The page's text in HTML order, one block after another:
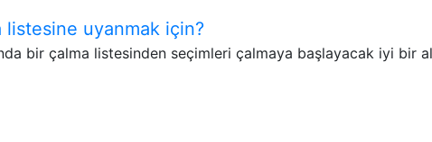
listesine uyanmak için?
bir çalma listesinden seçimleri çalmaya başlayacak iyi bir